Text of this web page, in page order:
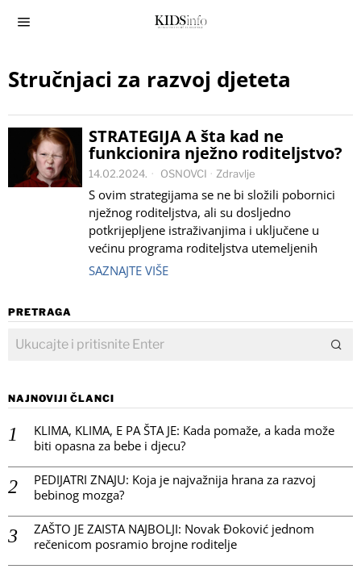
Stručnjaci za razvoj djeteta
STRATEGIJA A šta kad ne
funkcionira nježno roditeljstvo?
14.02.2024. OSNOVCI · Zdravlje
S ovim strategijama se ne bi složili pobornici
nježnog roditeljstva, ali su dosljedno
potkrijepljene istraživanjima i uključene u
većinu programa roditeljstva utemeljenih
SAZNAJTE VIŠE
PRETRAGA
NAJNOVIJI ČLANCI
KLIMA, KLIMA, E PA ŠTA JE: Kada pomaže, a kada može
biti opasna za bebe i djecu?
PEDIJATRI ZNAJU: Koja je najvažnija hrana za razvoj
bebinog mozga?
ZAŠTO JE ZAISTA NAJBOLJI: Novak Đoković jednom
rečenicom posramio brojne roditelje